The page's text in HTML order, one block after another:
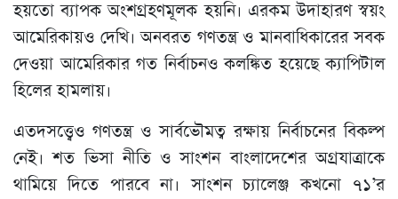
হয়তো ব্যাপক অংশগ্রহণমূলক হয়নি। এরকম উদাহারণ স্বয়ং
আমেরিকায়ও দেখি। অনবরত গণতন্ত্র ও মানবাধিকারের সবক
দেওয়া আমেরিকার গত নির্বাচনও কলঙ্কিত হয়েছে ক্যাপিটাল
হিলের হামলায়।
এতদসত্ত্বেও গণতন্ত্র ও সার্বভৌমত্ব রক্ষায় নির্বাচনের বিকল্প
নেই। শত ভিসা নীতি ও সাংশন বাংলাদেশের অগ্রযাত্রাকে
থামিয়ে দিতে পারবে না। সাংশন চ্যালেঞ্জ কখনো ৭১’র